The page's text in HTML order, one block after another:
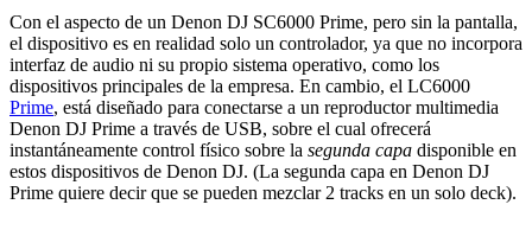
Con el aspecto de un Denon DJ SC6000 Prime, pero sin la pantalla,
el dispositivo es en realidad solo un controlador, ya que no incorpora
interfaz de audio ni su propio sistema operativo, como los
dispositivos principales de la empresa. En cambio, el LC6000
Prime, está diseñado para conectarse a un reproductor multimedia
Denon DJ Prime a través de USB, sobre el cual ofrecerá
instantáneamente control físico sobre la segunda capa disponible en
estos dispositivos de Denon DJ. (La segunda capa en Denon DJ
Prime quiere decir que se pueden mezclar 2 tracks en un solo deck).